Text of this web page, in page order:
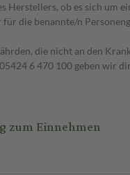
ob es sich um
die benannte/n
die nicht an den
6 470 100 geben wir
zum Einnehmen